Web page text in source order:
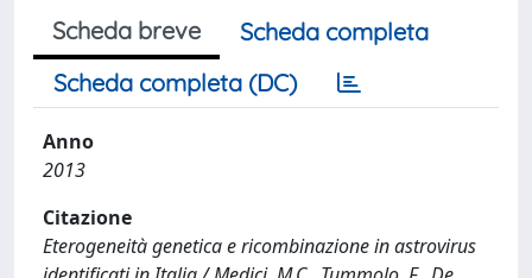
Scheda breve
Scheda completa
Scheda completa (DC)
Anno
2013
Citazione
Eterogeneità genetica e ricombinazione in astrovirus